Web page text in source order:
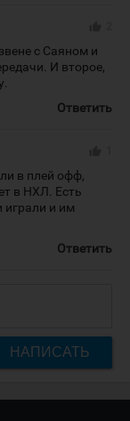
с Саяном и
И второе,
Ответить
в плей офф,
в НХЛ. Есть
играли и им
Ответить
НАПИСАТЬ